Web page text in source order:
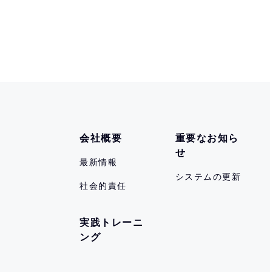
会社概要
最新情報
社会的責任
重要なお知ら
せ
システムの更新
実践トレーニ
ング